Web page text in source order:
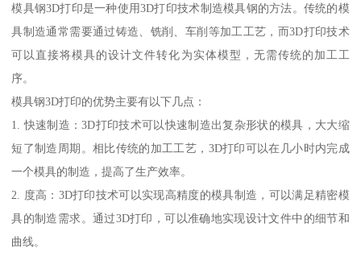
模具钢3D打印是一种使用3D打印技术制造模具钢的方法。传统的模
具制造通常需要通过铸造、铣削、车削等加工工艺，而3D打印技术
可以直接将模具的设计文件转化为实体模型，无需传统的加工工
序。
模具钢3D打印的优势主要有以下几点：
1. 快速制造：3D打印技术可以快速制造出复杂形状的模具，大大缩
短了制造周期。相比传统的加工工艺，3D打印可以在几小时内完成
一个模具的制造，提高了生产效率。
2. 度高：3D打印技术可以实现高精度的模具制造，可以满足精密模
具的制造需求。通过3D打印，可以准确地实现设计文件中的细节和
曲线。